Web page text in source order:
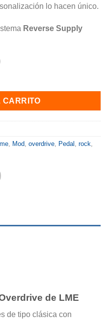
lo hacen único.
Reverse Supply
System (RSS) cantidad
lme Mod overdrive Pedal rock
de LME
de tipo clásica con